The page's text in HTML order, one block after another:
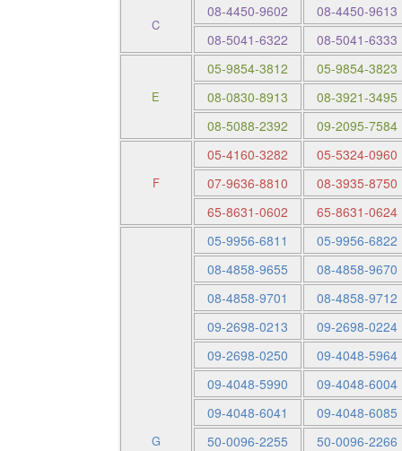
C
08-4450-9602
08-4450-9613
08-5041-6322
08-5041-6333
E
05-9854-3812
05-9854-3823
08-0830-8913
08-3921-3495
08-5088-2392
09-2095-7584
F
05-4160-3282
05-5324-0960
07-9636-8810
08-3935-8750
65-8631-0602
65-8631-0624
G
05-9956-6811
05-9956-6822
08-4858-9655
08-4858-9670
08-4858-9701
08-4858-9712
09-2698-0213
09-2698-0224
09-2698-0250
09-4048-5964
09-4048-5990
09-4048-6004
09-4048-6041
09-4048-6085
50-0096-2255
50-0096-2266